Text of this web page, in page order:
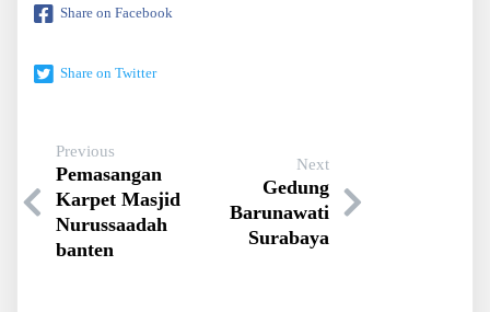
Share on Facebook
Share on Twitter
Previous
Pemasangan
Karpet Masjid
Nurussaadah
banten
Next
Gedung
Barunawati
Surabaya